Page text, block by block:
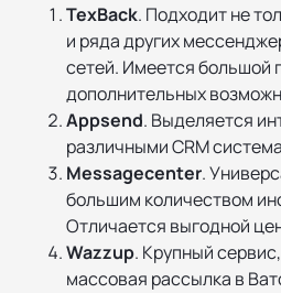
TexBack. Подходит не
и ряда других
сетей. Имеется большой
дополнительных
Appsend. Выделяется
различными CRM
Messagecenter.
большим количеством
Отличается выгодной
Wazzup. Крупный
массовая рассылка в